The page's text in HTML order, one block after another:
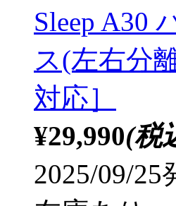
Sleep A30
ス(左右分
対応］
¥29,990(税
2025/09/25